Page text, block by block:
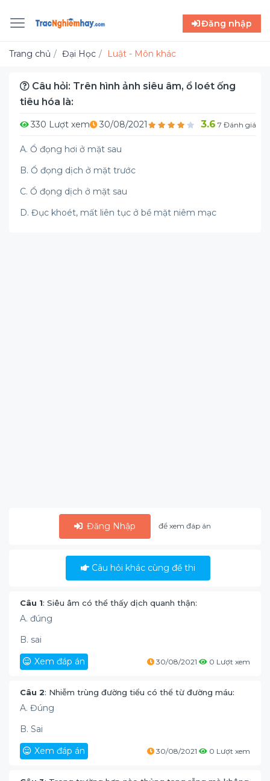
Đăng nhập
Trang chủ Đại Học Luật - Môn khác
Câu hỏi: Trên hình ảnh siêu âm, ổ loét ống
tiêu hóa là:
330 Lượt xem 30/08/2021 3.6 7 Đánh giá
A. Ổ đọng hơi ở mặt sau
B. Ổ đọng dịch ở mặt trước
C. Ổ đọng dịch ở mặt sau
D. Đục khoét, mất liên tục ở bề mặt niêm mạc
Đăng Nhập để xem đáp án
Câu hỏi khác cùng đề thi
Câu 1: Siêu âm có thể thấy dịch quanh thận:
A. đúng
B. sai
Xem đáp án
30/08/2021 0 Lượt xem
Câu 2: Nhiễm trùng đường tiểu có thể từ đường máu:
A. Đúng
B. Sai
Xem đáp án
30/08/2021 0 Lượt xem